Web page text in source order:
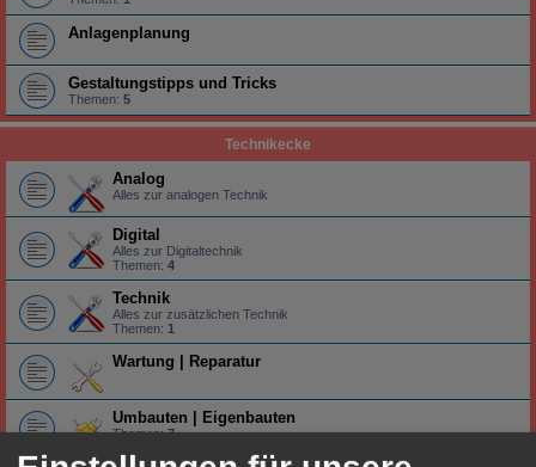
Anlagenplanung
Gestaltungstipps und Tricks
Themen: 5
Technikecke
Analog
Alles zur analogen Technik
Digital
Alles zur Digitaltechnik
Themen: 4
Technik
Alles zur zusätzlichen Technik
Themen: 1
Wartung | Reparatur
Umbauten | Eigenbauten
Themen:7